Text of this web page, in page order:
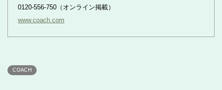
0120-556-750（オンライン掲載）
www.coach.com
COACH